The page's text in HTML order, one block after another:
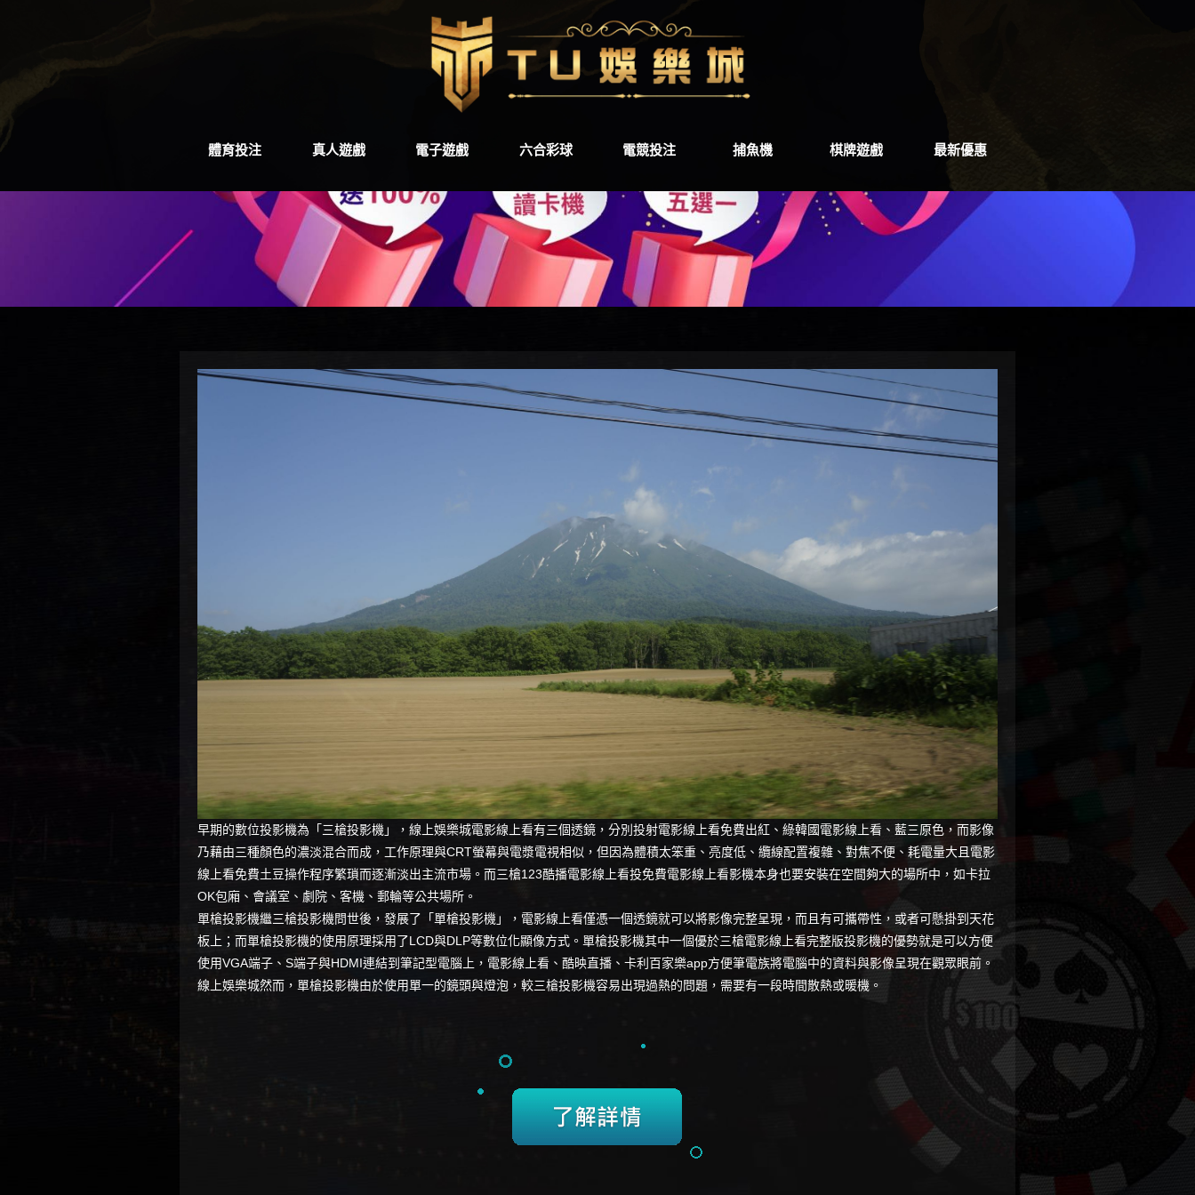
體育投注
體育投注
真人遊戲
真人遊戲
電子遊戲
電子遊戲
六合彩球
六合彩球
電競投注
電競投注
捕魚機
捕魚機
棋牌遊戲
棋牌遊戲
最新優惠
最新優惠
早期的數位投影機為「三槍投影機」， 線上娛樂城電影線上看有三個透鏡，分別投射電影線上看免費出紅、綠韓國電影線上看、藍三原色，而影像
乃藉由三種顏色的濃淡混合而成，工作原理與CRT螢幕與電漿電視相似，但因為體積太笨重、亮度低、纜線配置複雜、對焦不便、耗電量大且 電影
線上看免費土豆操作程序繁瑣而逐漸淡出主流市場。而三槍123酷播電影線上看投免費電影線上看影機本身也要安裝在空間夠大的場所中，如卡拉
OK包廂、會議室、劇院、客機、郵輪等公共場所。
單槍投影機繼三槍投影機問世後，發展了「單槍投影機」，電影線上看僅憑一個透鏡就可以將影像完整呈現，而且有可攜帶性，或者可懸掛到天花
板上；而單槍投影機的使用原理採用了LCD與DLP等數位化顯像方式。單槍投影機其中一個優於三槍電影線上看完整版投影機的優勢就是可以方便
使用VGA端子、S端子與HDMI連結到筆記型電腦上，電影線上看、 酷映直播 、 卡利百家樂app方便筆電族將電腦中的資料與影像呈現在觀眾眼前。
線上娛樂城然而，單槍投影機由於使用單一的鏡頭與燈泡，較三槍投影機容易出現過熱的問題，需要有一段時間散熱或暖機。